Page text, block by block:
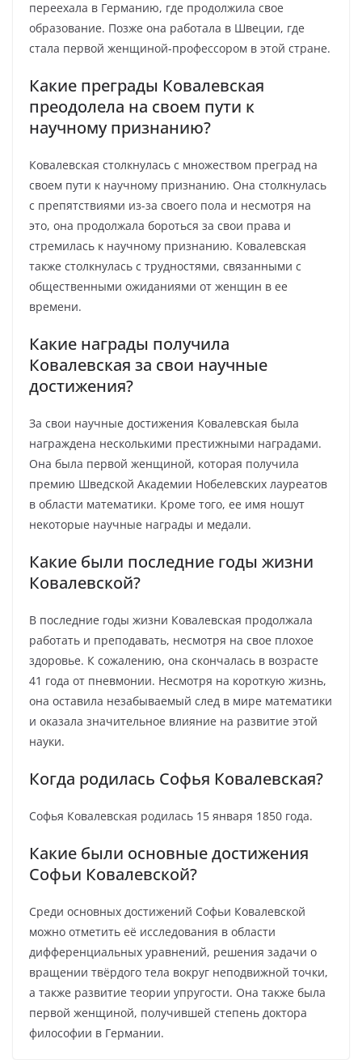
переехала в Германию, где продолжила свое
образование. Позже она работала в Швеции, где
стала первой женщиной-профессором в этой стране.
Какие преграды Ковалевская
преодолела на своем пути к
научному признанию?
Ковалевская столкнулась с множеством преград на
своем пути к научному признанию. Она столкнулась
с препятствиями из-за своего пола и несмотря на
это, она продолжала бороться за свои права и
стремилась к научному признанию. Ковалевская
также столкнулась с трудностями, связанными с
общественными ожиданиями от женщин в ее
времени.
Какие награды получила
Ковалевская за свои научные
достижения?
За свои научные достижения Ковалевская была
награждена несколькими престижными наградами.
Она была первой женщиной, которая получила
премию Шведской Академии Нобелевских лауреатов
в области математики. Кроме того, ее имя ношут
некоторые научные награды и медали.
Какие были последние годы жизни
Ковалевской?
В последние годы жизни Ковалевская продолжала
работать и преподавать, несмотря на свое плохое
здоровье. К сожалению, она скончалась в возрасте
41 года от пневмонии. Несмотря на короткую жизнь,
она оставила незабываемый след в мире математики
и оказала значительное влияние на развитие этой
науки.
Когда родилась Софья Ковалевская?
Софья Ковалевская родилась 15 января 1850 года.
Какие были основные достижения
Софьи Ковалевской?
Среди основных достижений Софьи Ковалевской
можно отметить её исследования в области
дифференциальных уравнений, решения задачи о
вращении твёрдого тела вокруг неподвижной точки,
а также развитие теории упругости. Она также была
первой женщиной, получившей степень доктора
философии в Германии.